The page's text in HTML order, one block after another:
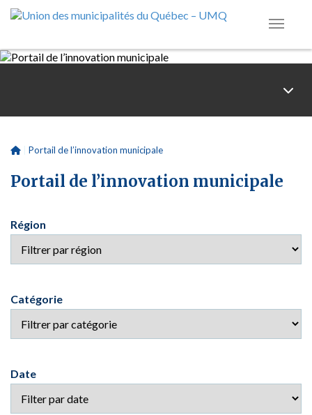
Portail de l’innovation municipale
Portail de l’innovation municipale
Région
Catégorie
Date